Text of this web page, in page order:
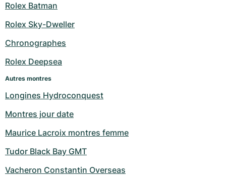
Rolex Batman
Rolex Sky-Dweller
Chronographes
Rolex Deepsea
Autres montres
Longines Hydroconquest
Montres jour date
Maurice Lacroix montres femme
Tudor Black Bay GMT
Vacheron Constantin Overseas